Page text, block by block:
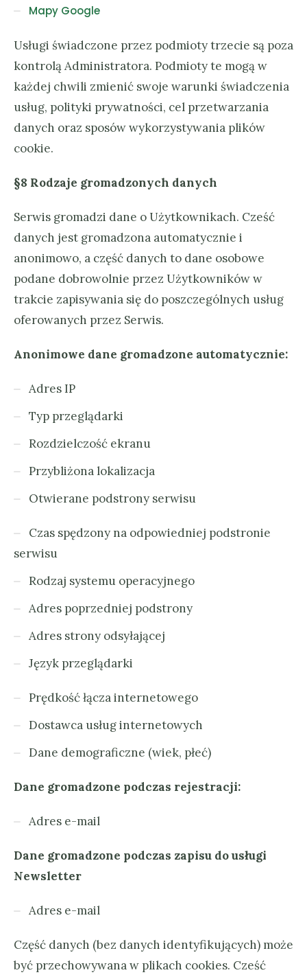
Mapy Google
Usługi świadczone przez podmioty trzecie są poza
kontrolą Administratora. Podmioty te mogą w
każdej chwili zmienić swoje warunki świadczenia
usług, polityki prywatności, cel przetwarzania
danych oraz sposów wykorzystywania plików
cookie.
§8 Rodzaje gromadzonych danych
Serwis gromadzi dane o Użytkownikach. Cześć
danych jest gromadzona automatycznie i
anonimowo, a część danych to dane osobowe
podane dobrowolnie przez Użytkowników w
trakcie zapisywania się do poszczególnych usług
oferowanych przez Serwis.
Anonimowe dane gromadzone automatycznie:
Adres IP
Typ przeglądarki
Rozdzielczość ekranu
Przybliżona lokalizacja
Otwierane podstrony serwisu
Czas spędzony na odpowiedniej podstronie
serwisu
Rodzaj systemu operacyjnego
Adres poprzedniej podstrony
Adres strony odsyłającej
Język przeglądarki
Prędkość łącza internetowego
Dostawca usług internetowych
Dane demograficzne (wiek, płeć)
Dane gromadzone podczas rejestracji:
Adres e-mail
Dane gromadzone podczas zapisu do usługi
Newsletter
Adres e-mail
Część danych (bez danych identyfikujących) może
być przechowywana w plikach cookies. Cześć